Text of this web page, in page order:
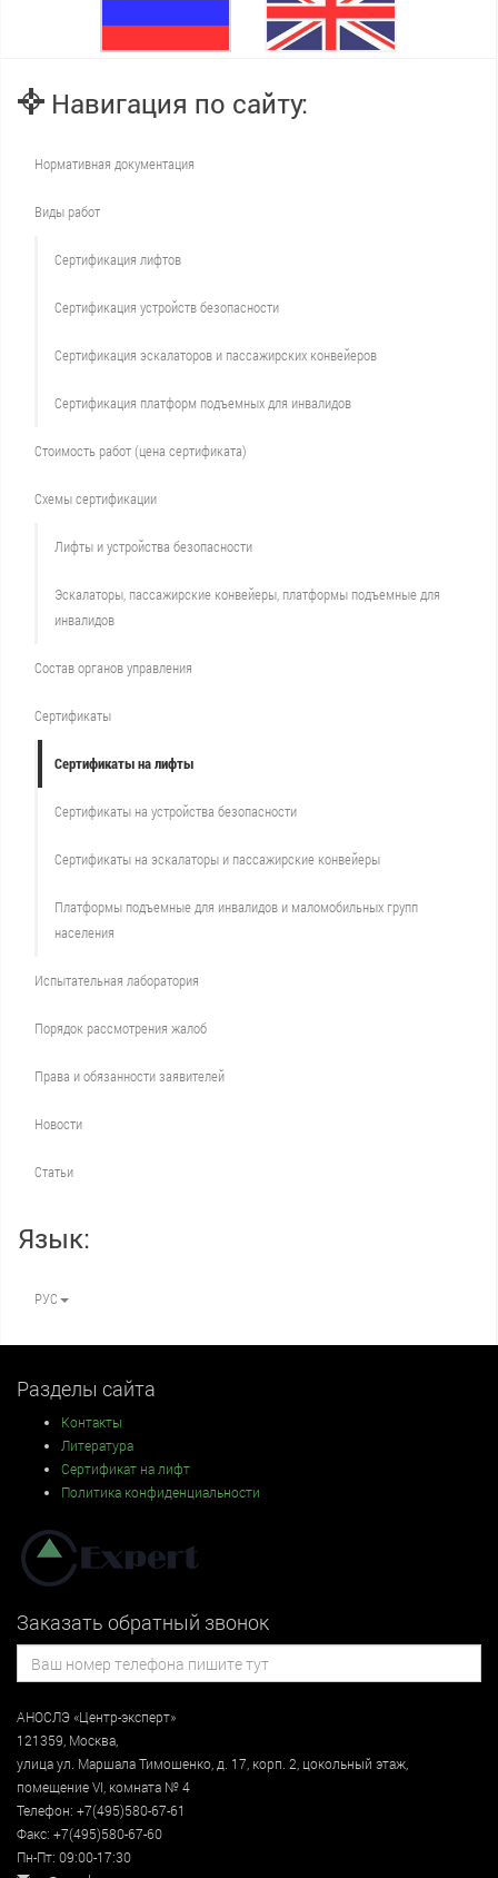
Навигация по сайту:
Нормативная документация
Виды работ
Сертификация лифтов
Сертификация устройств безопасности
Сертификация эскалаторов и пассажирских конвейеров
Сертификация платформ подъемных для инвалидов
Стоимость работ (цена сертификата)
Схемы сертификации
Лифты и устройства безопасности
Эскалаторы, пассажирские конвейеры, платформы подъемные для
инвалидов
Состав органов управления
Сертификаты
Сертификаты на лифты
Сертификаты на устройства безопасности
Сертификаты на эскалаторы и пассажирские конвейеры
Платформы подъемные для инвалидов и маломобильных групп
населения
Испытательная лаборатория
Порядок рассмотрения жалоб
Права и обязанности заявителей
Новости
Статьи
Язык:
РУС
Разделы сайта
Контакты
Литература
Сертификат на лифт
Политика конфиденциальности
Заказать обратный звонок
АНОСЛЭ «Центр-эксперт»
121359 Москва
улицаул. Маршала Тимошенко, д. 17, корп. 2, цокольный этаж
помещение VI, комната № 4
Телефон: +7(495)580-67-61
Факс: +7(495)580-67-60
Пн-Пт: 09:00-17:30